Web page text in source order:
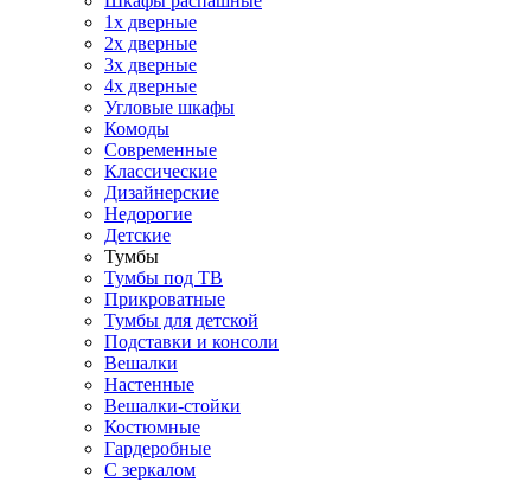
1х дверные
2х дверные
3х дверные
4х дверные
Угловые шкафы
Комоды
Современные
Классические
Дизайнерские
Недорогие
Детские
Тумбы
Тумбы под ТВ
Прикроватные
Тумбы для детской
Подставки и консоли
Вешалки
Настенные
Вешалки-стойки
Костюмные
Гардеробные
С зеркалом